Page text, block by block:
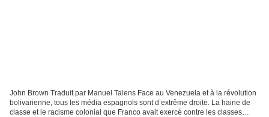
John Brown Traduit par Manuel Talens Face au Venezuela et à la révolution
bolivarienne, tous les média espagnols sont d’extrême droite. La haine de
classe et le racisme colonial que Franco avait exercé contre les classes